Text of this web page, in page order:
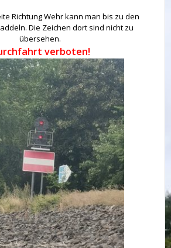
Richtung Wehr kann man bis zu den
Die Zeichen dort sind nicht zu
übersehen.
verboten!